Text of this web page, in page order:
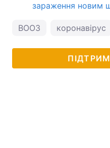
зараження новим
ВООЗ коронавірус